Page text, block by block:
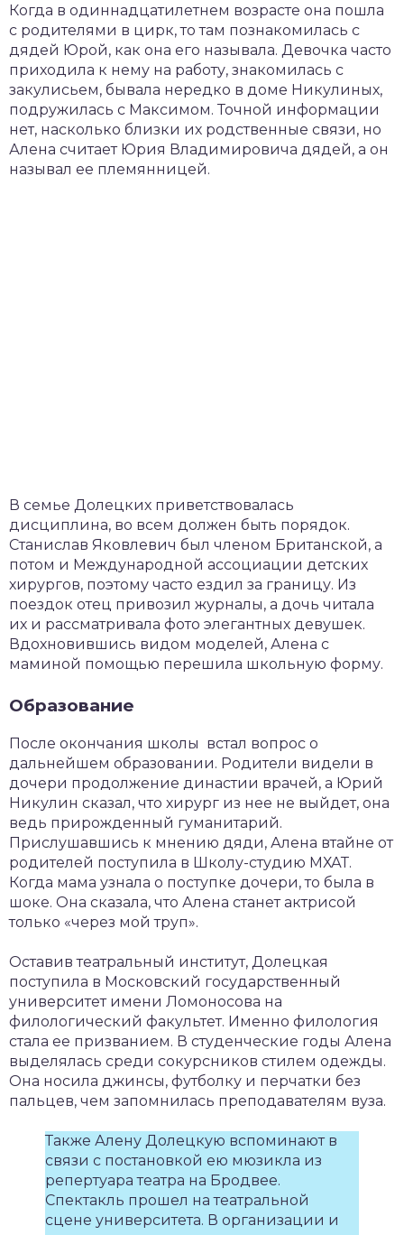
Когда в одиннадцатилетнем возрасте она пошла
с родителями в цирк, то там познакомилась с
дядей Юрой, как она его называла. Девочка часто
приходила к нему на работу, знакомилась с
закулисьем, бывала нередко в доме Никулиных,
подружилась с Максимом. Точной информации
нет, насколько близки их родственные связи, но
Алена считает Юрия Владимировича дядей, а он
называл ее племянницей.
В семье Долецких приветствовалась
дисциплина, во всем должен быть порядок.
Станислав Яковлевич был членом Британской, а
потом и Международной ассоциации детских
хирургов, поэтому часто ездил за границу. Из
поездок отец привозил журналы, а дочь читала
их и рассматривала фото элегантных девушек.
Вдохновившись видом моделей, Алена с
маминой помощью перешила школьную форму.
Образование
После окончания школы встал вопрос о
дальнейшем образовании. Родители видели в
дочери продолжение династии врачей, а Юрий
Никулин сказал, что хирург из нее не выйдет, она
ведь прирожденный гуманитарий.
Прислушавшись к мнению дяди, Алена втайне от
родителей поступила в Школу-студию МХАТ.
Когда мама узнала о поступке дочери, то была в
шоке. Она сказала, что Алена станет актрисой
только «через мой труп».
Оставив театральный институт, Долецкая
поступила в Московский государственный
университет имени Ломоносова на
филологический факультет. Именно филология
стала ее призванием. В студенческие годы Алена
выделялась среди сокурсников стилем одежды.
Она носила джинсы, футболку и перчатки без
пальцев, чем запомнилась преподавателям вуза.
Также Алену Долецкую вспоминают в
связи с постановкой ею мюзикла из
репертуара театра на Бродвее.
Спектакль прошел на театральной
сцене университета. В организации и